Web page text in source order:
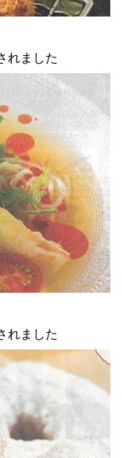
れました
れました